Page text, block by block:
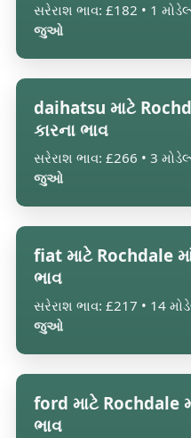
સરેરાશ ભાવ: £182 • 1
જુઓ
daihatsu માટે
કારના ભાવ
સરેરાશ ભાવ: £266 • 3
જુઓ
fiat માટે Rochdale
ભાવ
સરેરાશ ભાવ: £217 • 14
જુઓ
ford માટે Rochdale
ભાવ